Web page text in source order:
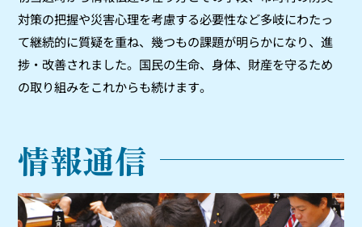
対策の把握や災害心理を考慮する必要性など多岐にわたっ
て継続的に質疑を重ね、幾つもの課題が明らかになり、進
捗・改善されました。国民の生命、身体、財産を守るため
の取り組みをこれからも続けます。
情報通信